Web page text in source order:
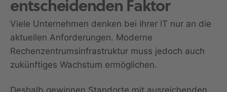
entscheidenden Faktor
Viele Unternehmen denken bei ihrer IT nur an die
aktuellen Anforderungen. Moderne
Rechenzentrumsinfrastruktur muss jedoch auch
zukünftiges Wachstum ermöglichen.
Deshalb gewinnen Standorte mit ausreichenden